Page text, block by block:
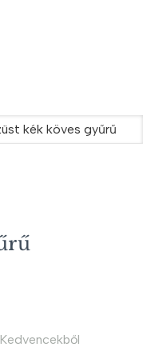
kék köves gyűrű